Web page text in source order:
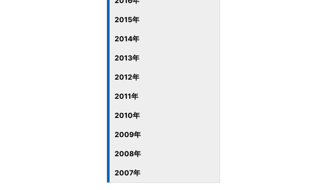
2015年
2014年
2013年
2012年
2011年
2010年
2009年
2008年
2007年